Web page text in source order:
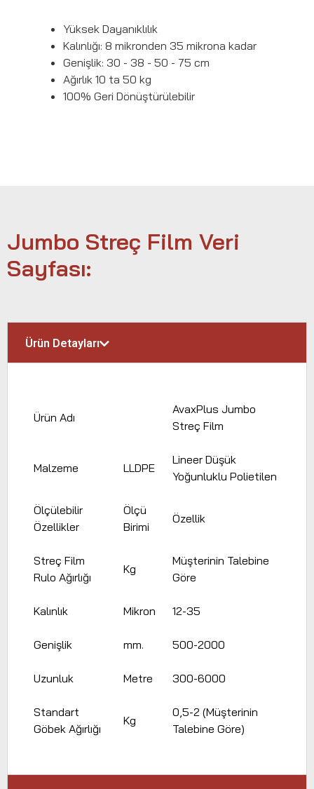
Yüksek Dayanıklılık
Kalınlığı: 8 mikronden 35 mikrona kadar
Genişlik: 30 - 38 - 50 - 75 cm
Ağırlık 10 ta 50 kg
100% Geri Dönüştürülebilir
Jumbo Streç Film Veri
Sayfası:
Ürün Detayları
Ürün Adı
AvaxPlus Jumbo
Streç Film
Malzeme LLDPE
Lineer Düşük
Yoğunluklu Polietilen
Ölçülebilir
Özellikler
Ölçü
Birimi
Özellik
Streç Film
Rulo Ağırlığı
Kg
Müşterinin Talebine
Göre
Kalınlık Mikron 12-35
Genişlik mm. 500-2000
Uzunluk Metre 300-6000
Standart
Göbek Ağırlığı
Kg
0,5-2 (Müşterinin
Talebine Göre)